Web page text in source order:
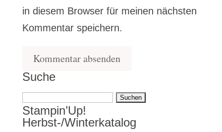
in diesem Browser für meinen nächsten
Kommentar speichern.
Suche
Suchen
nach:
Stampin’Up!
Herbst-/Winterkatalog